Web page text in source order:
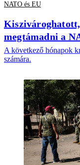
NATO és EU
megtámadni a
A következő hónapok
számára.